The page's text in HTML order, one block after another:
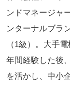
ンドマネージャ
ンターナルブラ
（1級）。大手
年間経験した後
を活かし、中小